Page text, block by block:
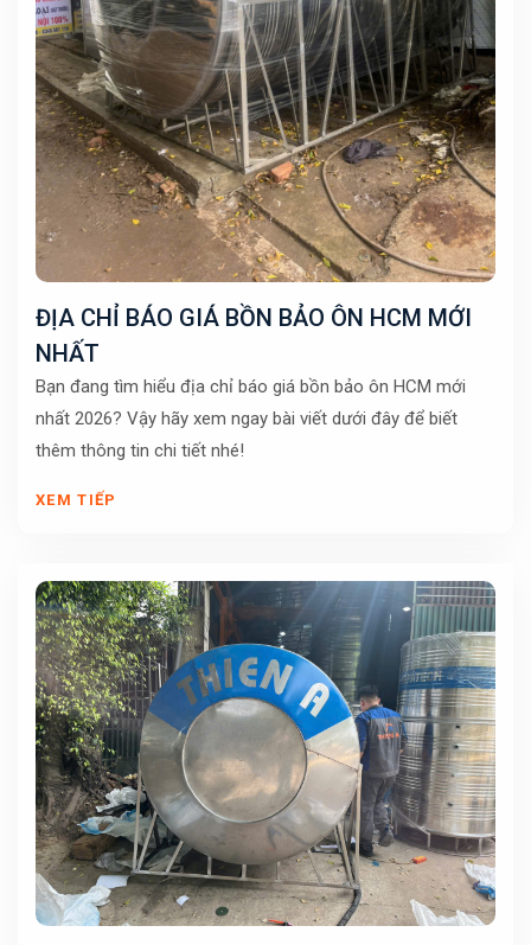
ĐỊA CHỈ BÁO GIÁ BỒN BẢO ÔN HCM MỚI
NHẤT
Bạn đang tìm hiểu địa chỉ báo giá bồn bảo ôn HCM mới
nhất 2026? Vậy hãy xem ngay bài viết dưới đây để biết
thêm thông tin chi tiết nhé!
XEM TIẾP